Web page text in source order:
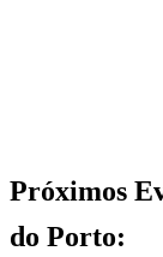
Próximos
do Porto: